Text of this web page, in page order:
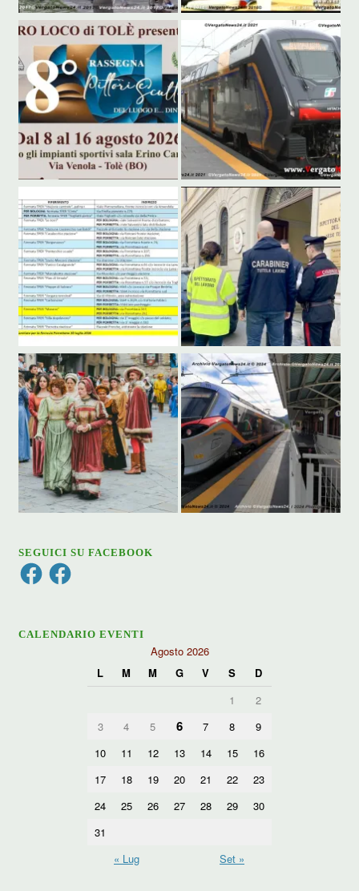
SEGUICI SU FACEBOOK
FacebookFacebook
CALENDARIO EVENTI
Agosto 2026
L
M M G V S
D
1
2
3
4 5 6 7 8
9
10
11 12 13 14 15
16
17
18 19 20 21 22
23
24
25 26 27 28 29
30
31
« Lug
Set »